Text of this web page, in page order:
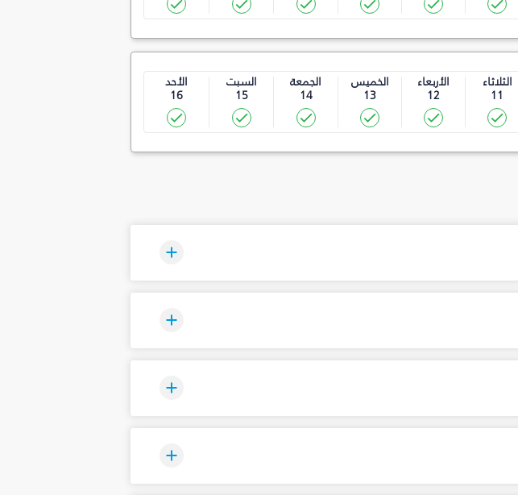
الثلاثاء
11
الأربعاء
12
الخميس
13
الجمعة
14
السبت
15
الأحد
16